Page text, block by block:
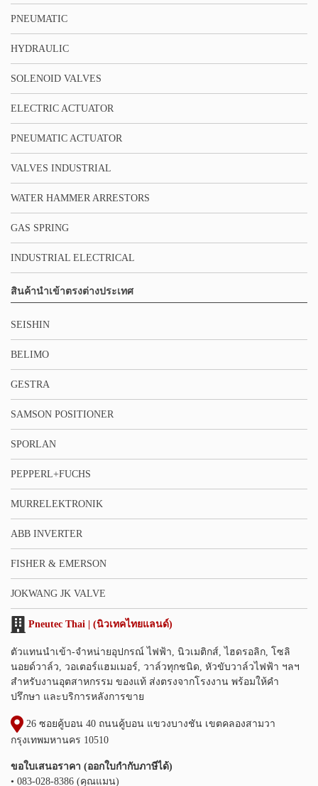
PNEUMATIC
HYDRAULIC
SOLENOID VALVES
ELECTRIC ACTUATOR
PNEUMATIC ACTUATOR
VALVES INDUSTRIAL
WATER HAMMER ARRESTORS
GAS SPRING
INDUSTRIAL ELECTRICAL
สินค้านำเข้าตรงต่างประเทศ
SEISHIN
BELIMO
GESTRA
SAMSON POSITIONER
SPORLAN
PEPPERL+FUCHS
MURRELEKTRONIK
ABB INVERTER
FISHER & EMERSON
JOKWANG JK VALVE
Pneutec Thai | (นิวเทคไทยแลนด์)
ตัวแทนนำเข้า-จำหน่ายอุปกรณ์ ไฟฟ้า, นิวเมติกส์, ไฮดรอลิก, โซลิ
นอยด์วาล์ว, วอเตอร์แฮมเมอร์, วาล์วทุกชนิด, หัวขับวาล์วไฟฟ้า ฯลฯ
สำหรับงานอุตสาหกรรม ของแท้ ส่งตรงจากโรงงาน พร้อมให้คำ
ปรึกษา และบริการหลังการขาย
26 ซอยคู้บอน 40 ถนนคู้บอน แขวงบางชัน เขตคลองสามวา
กรุงเทพมหานคร 10510
ขอใบเสนอราคา (ออกใบกำกับภาษีได้)
• 083-028-8386 (คุณแมน)